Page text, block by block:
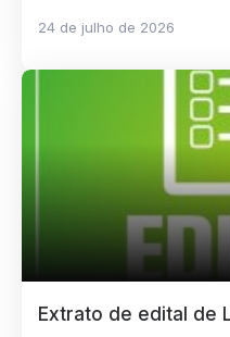
24 de julho de 2026
Extrato de edital de